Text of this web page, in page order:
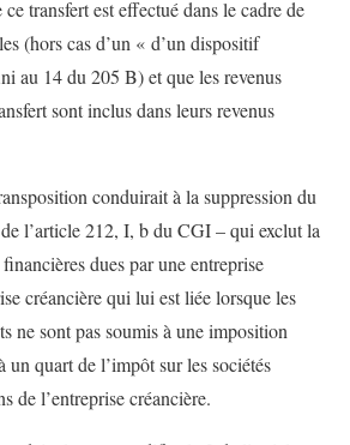
transfert est effectué dans le cadre de
(hors cas d’un « d’un dispositif
au 14 du 205 B) et que les revenus
sont inclus dans leurs revenus
conduirait à la suppression du
l’article 212, I, b du CGI – qui exclut la
dues par une entreprise
créancière qui lui est liée lorsque les
ne sont pas soumis à une imposition
quart de l’impôt sur les sociétés
de l’entreprise créancière.